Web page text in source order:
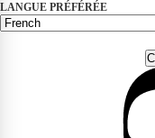
LANGUE PRÉFÉRÉE